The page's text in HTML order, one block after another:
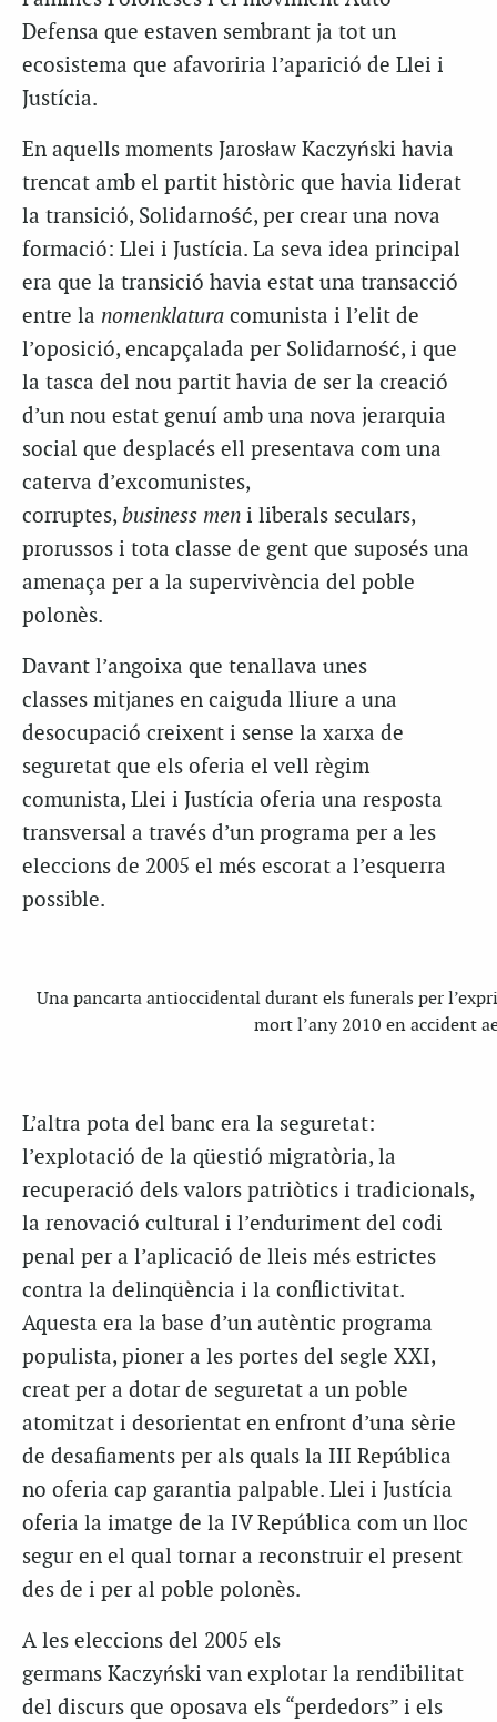
Defensa que estaven sembrant ja tot un
ecosistema que afavoriria l’aparició de Llei i
Justícia.
En aquells moments Jarosław Kaczyński havia
trencat amb el partit històric que havia liderat
la transició, Solidarność, per crear una nova
formació: Llei i Justícia. La seva idea principal
era que la transició havia estat una transacció
entre la nomenklatura comunista i l’elit de
l’oposició, encapçalada per Solidarność, i que
la tasca del nou partit havia de ser la creació
d’un nou estat genuí amb una nova jerarquia
social que desplacés ell presentava com una
caterva d’excomunistes,
corruptes, business men i liberals seculars,
prorussos i tota classe de gent que suposés una
amenaça per a la supervivència del poble
polonès.
Davant l’angoixa que tenallava unes
classes mitjanes en caiguda lliure a una
desocupació creixent i sense la xarxa de
seguretat que els oferia el vell règim
comunista, Llei i Justícia oferia una resposta
transversal a través d’un programa per a les
eleccions de 2005 el més escorat a l’esquerra
possible.
Una pancarta antioccidental durant els funerals per
mort l’any 2010 en accident
L’altra pota del banc era la seguretat:
l’explotació de la qüestió migratòria, la
recuperació dels valors patriòtics i tradicionals,
la renovació cultural i l’enduriment del codi
penal per a l’aplicació de lleis més estrictes
contra la delinqüència i la conflictivitat.
Aquesta era la base d’un autèntic programa
populista, pioner a les portes del segle XXI,
creat per a dotar de seguretat a un poble
atomitzat i desorientat en enfront d’una sèrie
de desafiaments per als quals la III República
no oferia cap garantia palpable. Llei i Justícia
oferia la imatge de la IV República com un lloc
segur en el qual tornar a reconstruir el present
des de i per al poble polonès.
A les eleccions del 2005 els
germans Kaczyński van explotar la rendibilitat
del discurs que oposava els “perdedors” i els